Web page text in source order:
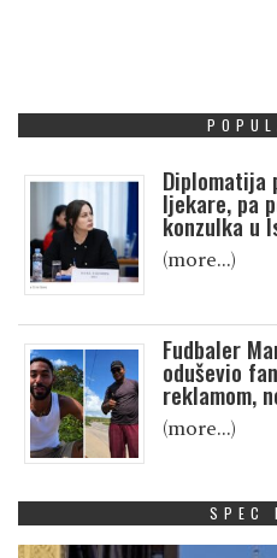
Diplomatija
ljekare, pa
konzulka u
(more…)
Fudbaler
oduševio
reklamom,
(more…)
SPEC